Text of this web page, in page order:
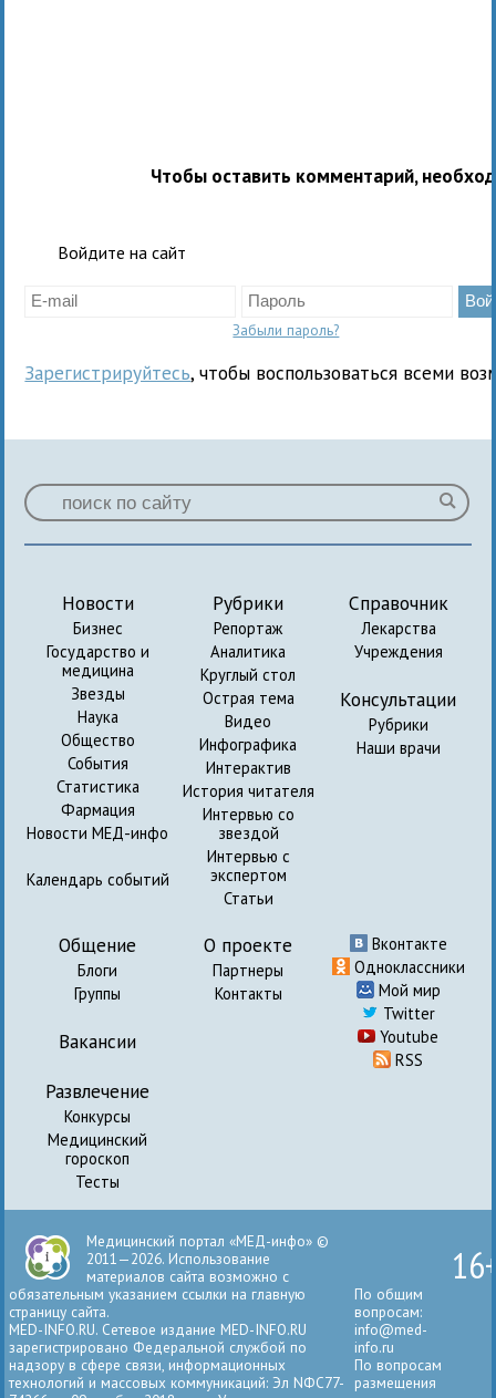
Чтобы оставить комментарий,
Войдите на сайт
Забыли пароль?
Зарегистрируйтесь, чтобы воспользоваться всеми
Новости
Бизнес
Государство и
медицина
Звезды
Наука
Общество
События
Статистика
Фармация
Новости МЕД-инфо
Календарь событий
Рубрики
Репортаж
Аналитика
Круглый стол
Острая тема
Видео
Инфографика
Интерактив
История читателя
Интервью со
звездой
Интервью с
экспертом
Статьи
Справочник
Лекарства
Учреждения
Консультации
Рубрики
Наши врачи
Общение
Блоги
Группы
Вакансии
Развлечение
Конкурсы
Медицинский
гороскоп
Тесты
О проекте
Партнеры
Контакты
Вконтакте
Одноклассники
Мой мир
Twitter
Youtube
RSS
Медицинский портал «МЕД-инфо» ©
2011—2026. Использование
материалов сайта возможно с
обязательным указанием ссылки на главную
страницу сайта.
MED-INFO.RU. Сетевое издание MED-INFO.RU
зарегистрировано Федеральной службой по
надзору в сфере связи, информационных
технологий и массовых коммуникаций: Эл NФС77-
По общим
вопросам:
info@med-
info.ru
По вопросам
размещения